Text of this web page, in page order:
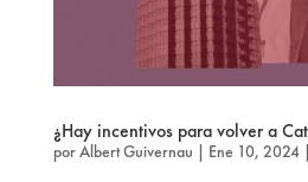
¿Hay incentivos para volver a
porAlbert Guivernau Ene 10, 2024|